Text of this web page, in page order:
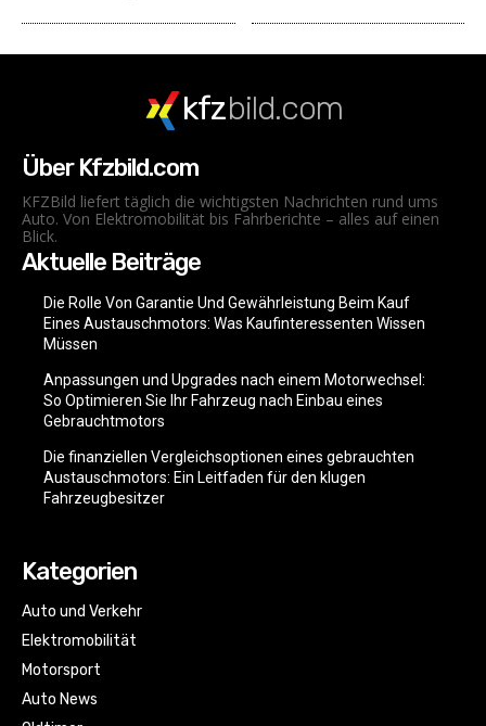
kfzbild.com
Über Kfzbild.com
KFZBild liefert täglich die wichtigsten Nachrichten rund ums
Auto. Von Elektromobilität bis Fahrberichte – alles auf einen
Blick.
Aktuelle Beiträge
Die Rolle Von Garantie Und Gewährleistung Beim Kauf
Eines Austauschmotors: Was Kaufinteressenten Wissen
Müssen
Anpassungen und Upgrades nach einem Motorwechsel:
So Optimieren Sie Ihr Fahrzeug nach Einbau eines
Gebrauchtmotors
Die finanziellen Vergleichsoptionen eines gebrauchten
Austauschmotors: Ein Leitfaden für den klugen
Fahrzeugbesitzer
Kategorien
Auto und Verkehr
Elektromobilität
Motorsport
Auto News